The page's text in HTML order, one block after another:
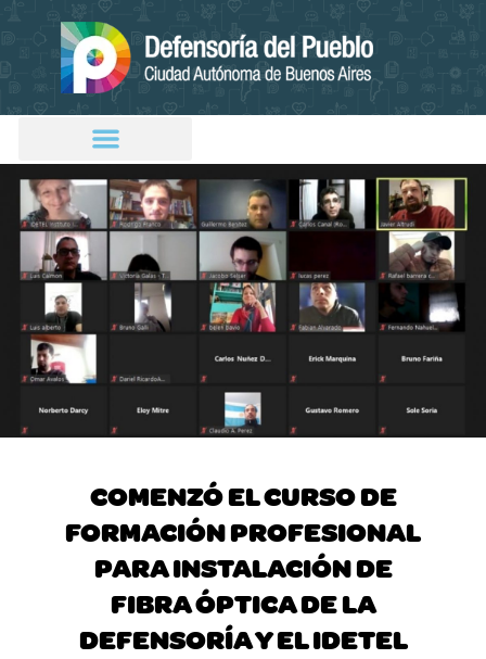
COMENZÓ EL CURSO DE
FORMACIÓN PROFESIONAL
PARA INSTALACIÓN DE
FIBRA ÓPTICA DE LA
DEFENSORÍA Y EL IDETEL